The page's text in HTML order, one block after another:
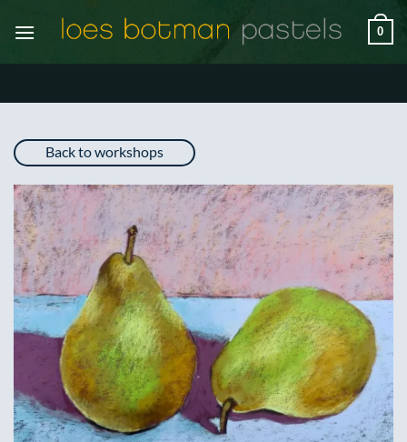
naar
0
Back to workshops